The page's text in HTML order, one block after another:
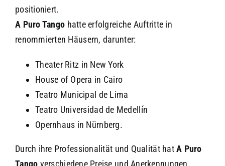
positioniert.
A Puro Tango hatte erfolgreiche Auftritte in
renommierten Häusern, darunter:
Theater Ritz in New York
House of Opera in Cairo
Teatro Municipal de Lima
Teatro Universidad de Medellín
Opernhaus in Nürnberg.
Durch ihre Professionalität und Qualität hatA Puro
Tango verschiedene Preise und Anerkennungen